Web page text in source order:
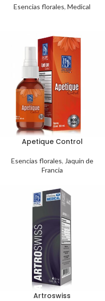
Esencias florales, Medical
Apetique Control
Esencias florales, Jaquin de
Francia
Artroswiss